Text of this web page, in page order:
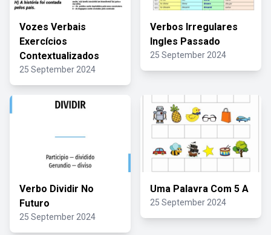
Vozes Verbais
Exercícios
Contextualizados
25 September 2024
Verbos Irregulares
Ingles Passado
25 September 2024
Verbo Dividir No
Futuro
25 September 2024
Uma Palavra Com 5 A
25 September 2024